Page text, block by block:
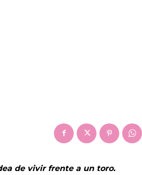
de vivir frente a un toro.